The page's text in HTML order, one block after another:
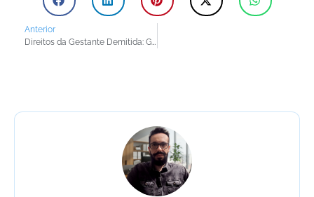
Anterior
Direitos da Gestante Demitida: Guia Completo de Perguntas e Respostas